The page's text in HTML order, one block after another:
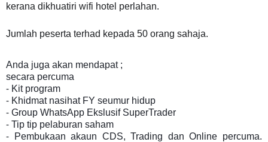
kerana dikhuatiri wifi hotel perlahan.
Jumlah peserta terhad kepada 50 orang sahaja.
Anda juga akan mendapat ;
secara percuma
⁃ Kit program
⁃ Khidmat nasihat FY seumur hidup
⁃ Group WhatsApp Ekslusif SuperTrader
⁃ Tip tip pelaburan saham
⁃ Pembukaan akaun CDS, Trading dan Online percuma.